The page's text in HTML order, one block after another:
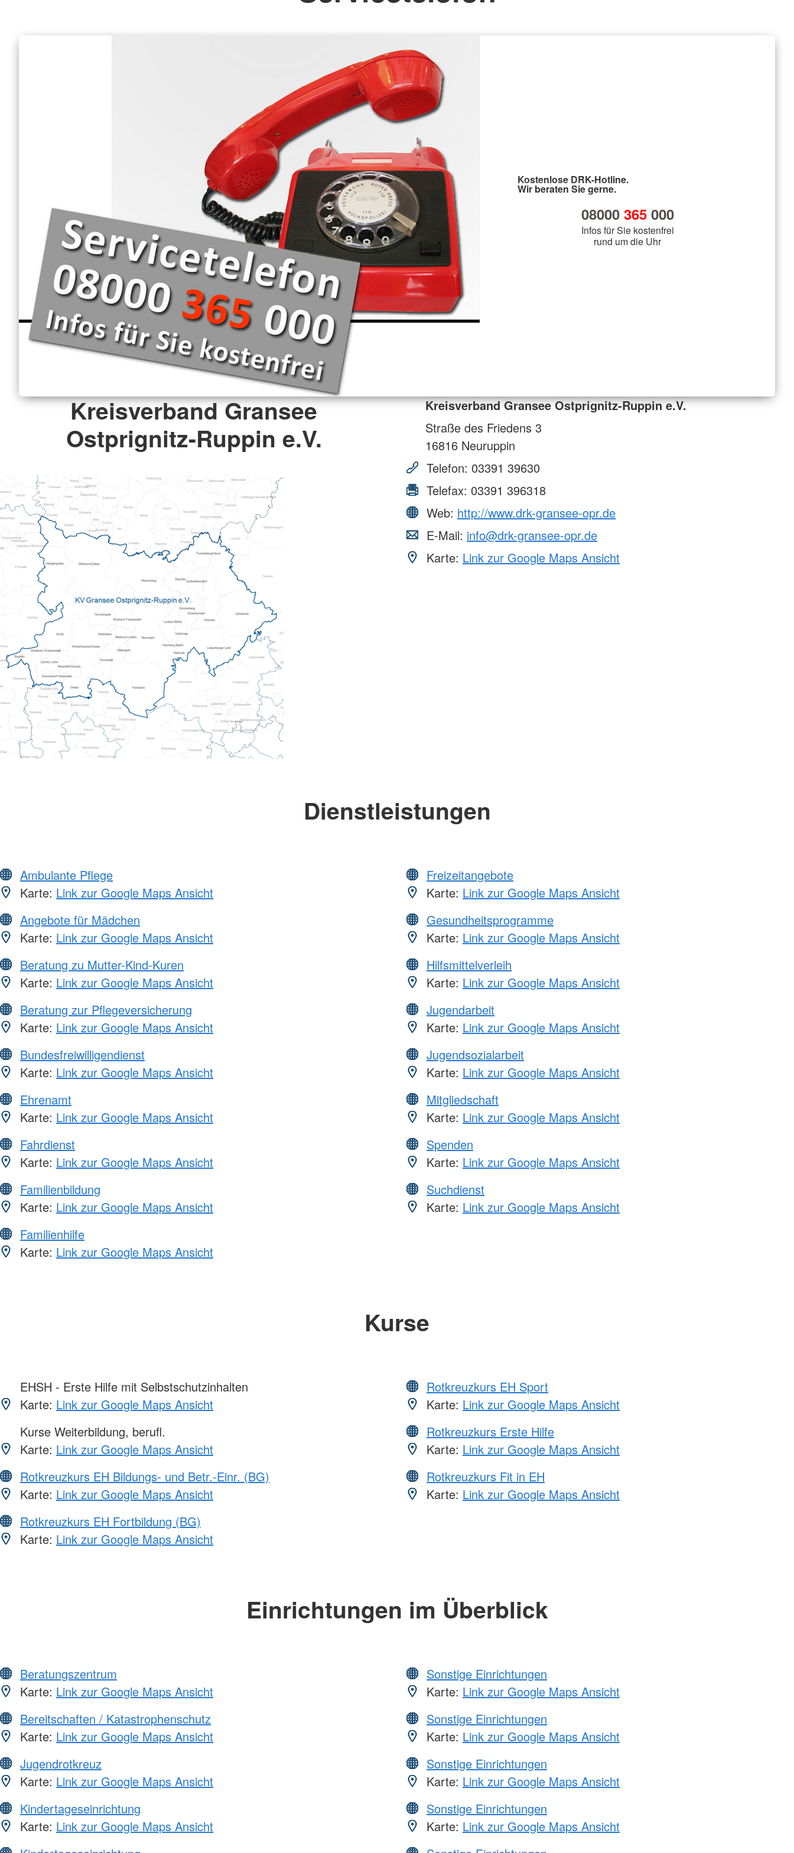
Kostenlose DRK-Hotline.
Wir beraten Sie gerne.
08000 365000
Infos für Sie kostenfrei
rund um die Uhr
Kreisverband Gransee
Ostprignitz-Ruppin e.V.
Kreisverband Gransee Ostprignitz-Ruppin e.V.
Straße des Friedens 3
16816 Neuruppin
Telefon: 03391 39630
Telefax: 03391 396318
Web: http://www.drk-gransee-opr.de
E-Mail: info@drk-gransee-opr.de
Karte: Link zur Google Maps Ansicht
Dienstleistungen
Ambulante Pflege
Karte: Link zur Google Maps Ansicht
Angebote für Mädchen
Karte: Link zur Google Maps Ansicht
Beratung zu Mutter-Kind-Kuren
Karte: Link zur Google Maps Ansicht
Beratung zur Pflegeversicherung
Karte: Link zur Google Maps Ansicht
Bundesfreiwilligendienst
Karte: Link zur Google Maps Ansicht
Ehrenamt
Karte: Link zur Google Maps Ansicht
Fahrdienst
Karte: Link zur Google Maps Ansicht
Familienbildung
Karte: Link zur Google Maps Ansicht
Familienhilfe
Karte: Link zur Google Maps Ansicht
Freizeitangebote
Karte: Link zur Google Maps Ansicht
Gesundheitsprogramme
Karte: Link zur Google Maps Ansicht
Hilfsmittelverleih
Karte: Link zur Google Maps Ansicht
Jugendarbeit
Karte: Link zur Google Maps Ansicht
Jugendsozialarbeit
Karte: Link zur Google Maps Ansicht
Mitgliedschaft
Karte: Link zur Google Maps Ansicht
Spenden
Karte: Link zur Google Maps Ansicht
Suchdienst
Karte: Link zur Google Maps Ansicht
Kurse
EHSH - Erste Hilfe mit Selbstschutzinhalten
Karte: Link zur Google Maps Ansicht
Kurse Weiterbildung, berufl.
Karte: Link zur Google Maps Ansicht
Rotkreuzkurs EH Bildungs- und Betr.-Einr. (BG)
Karte: Link zur Google Maps Ansicht
Rotkreuzkurs EH Fortbildung (BG)
Karte: Link zur Google Maps Ansicht
Rotkreuzkurs EH Sport
Karte: Link zur Google Maps Ansicht
Rotkreuzkurs Erste Hilfe
Karte: Link zur Google Maps Ansicht
Rotkreuzkurs Fit in EH
Karte: Link zur Google Maps Ansicht
Einrichtungen im Überblick
Beratungszentrum
Karte: Link zur Google Maps Ansicht
Bereitschaften / Katastrophenschutz
Karte: Link zur Google Maps Ansicht
Jugendrotkreuz
Karte: Link zur Google Maps Ansicht
Kindertageseinrichtung
Karte: Link zur Google Maps Ansicht
Sonstige Einrichtungen
Karte: Link zur Google Maps Ansicht
Sonstige Einrichtungen
Karte: Link zur Google Maps Ansicht
Sonstige Einrichtungen
Karte: Link zur Google Maps Ansicht
Sonstige Einrichtungen
Karte: Link zur Google Maps Ansicht